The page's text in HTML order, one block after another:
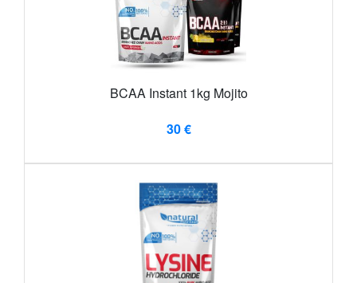
BCAA Instant 1kg Mojito
30 €